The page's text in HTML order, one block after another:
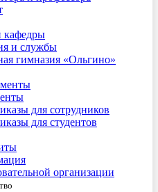
кафедры
и службы
гимназия «Ольгино»
для сотрудников
для студентов
организации